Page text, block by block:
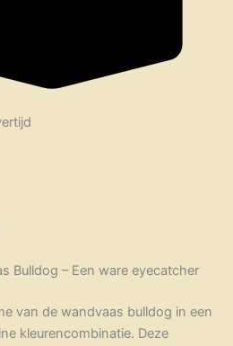
Bulldog – Een ware eyecatcher
van de wandvaas bulldog in een
kleurencombinatie. Deze